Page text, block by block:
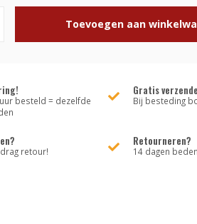
Toevoegen aan
besteld = dezelfde
Gratis
Bij besteding
retour!
Retourneren?
14 dagen